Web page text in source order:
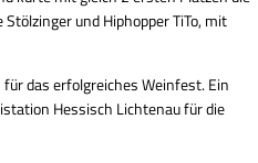
und Hiphopper TiTo, mit
das erfolgreiches Weinfest. Ein
Hessisch Lichtenau für die